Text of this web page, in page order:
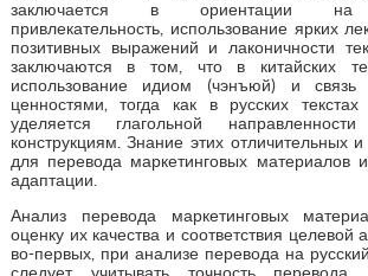
заключается в ориентации на
привлекательность, использование ярких
позитивных выражений и лаконичности
заключаются в том, что в китайских
использование идиом (чэнъюй) и связь
ценностями, тогда как в русских
уделяется глагольной
конструкциям. Знание этих отличительных
для перевода маркетинговых материалов
адаптации.
Анализ перевода маркетинговых
оценку их качества и соответствия целевой
во-первых, при анализе перевода на
следует учитывать точность